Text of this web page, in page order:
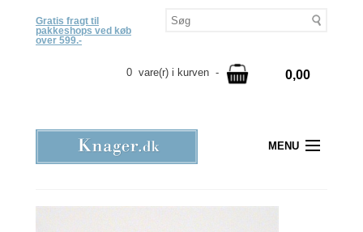
Gratis fragt til
pakkeshops ved køb
over 599.-
0 vare(r) i kurven - 0,00
MENU